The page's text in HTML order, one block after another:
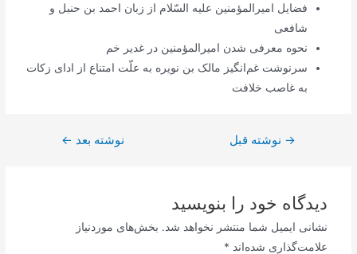
فضایل امیرالمؤمنین علیه السّلام از زبان احمد بن حنبل و
شافعی
نحوه معرفی شدن امیرالمؤمنین در غدیر خم
سرنوشت غم‌انگیز مالک بن نویره به علّت امتناع از ادای زکات
به غاصب خلافت
راهبری
→ نوشته قبل نوشته بعد ←
دیدگاه‌ خود را بنویسید
نشانی ایمیل شما منتشر نخواهد شد. بخش‌های موردنیاز
علامت‌گذاری شده‌اند *